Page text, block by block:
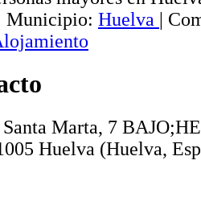
Municipio: Huelva |
Santa Marta, 7
Huelva (Huelva,